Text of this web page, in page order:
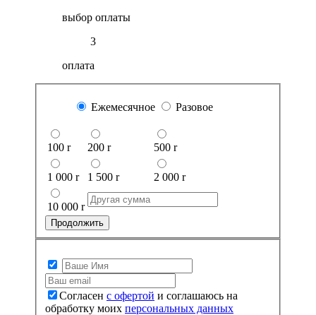
выбор оплаты
3
оплата
Ежемесячное Разовое
100 r 200 r 500 r
1 000 r 1 500 r 2 000 r
10 000 r
Продолжить
Согласен с офертой
обработку моих персональных данных